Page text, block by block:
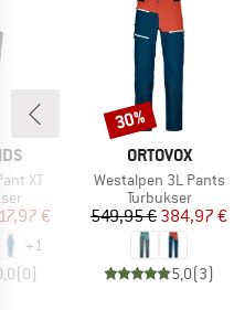
XT
pris
€
+1
(0)
MÆRKE
ORTOVOX
Artikel
Westalpen 3L Pants
Produktgruppe
Turbukser
Pris
549,95 € Nedsat pris
384,97 €
5,0(3)
Rabat
30%